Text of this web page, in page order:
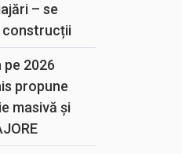
– se
construcții
2026
propune
masivă și